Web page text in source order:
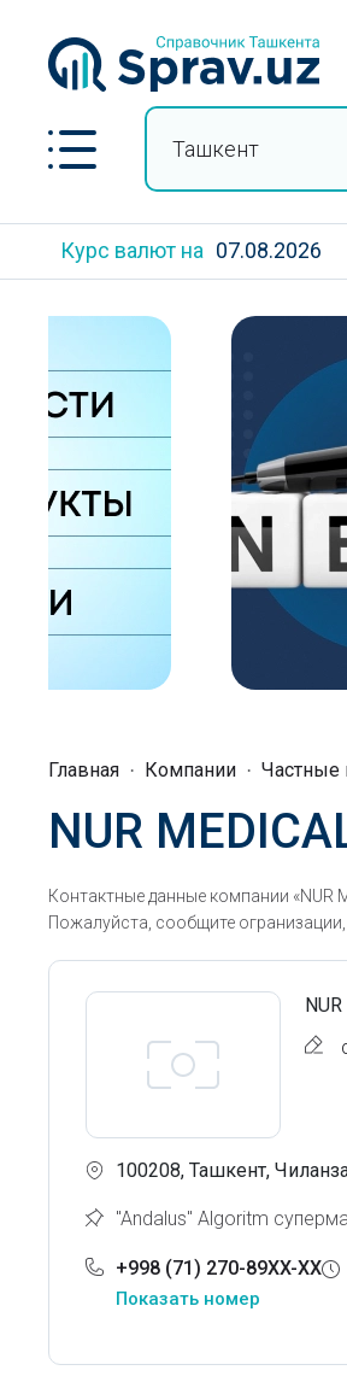
Ташкент
Курс валют на 07.08.2026
Главная Компании Частные
NUR
Контактные данные компании «NUR
Пожалуйста, сообщите
100208, Ташкент,
"Andalus" Algoritm
+998 (71) 270-89XX-XX
Показать номер